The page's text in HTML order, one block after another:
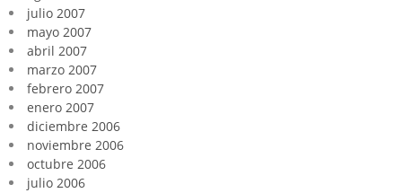
julio 2007
mayo 2007
abril 2007
marzo 2007
febrero 2007
enero 2007
diciembre 2006
noviembre 2006
octubre 2006
julio 2006